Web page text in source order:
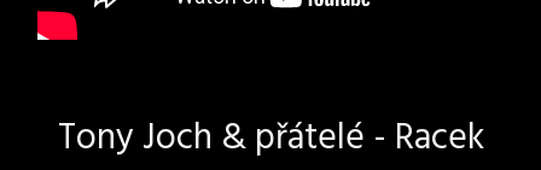
Tony Joch & přátelé - Racek